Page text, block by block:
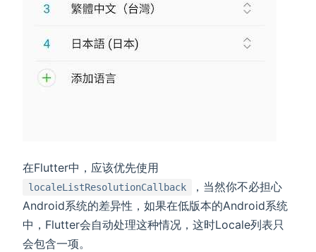
在Flutter中，应该优先使用
localeListResolutionCallback
，当然你不必担心
Android系统的差异性，如果在低版本的Android系统
中，Flutter会自动处理这种情况，这时Locale列表只
会包含一项。